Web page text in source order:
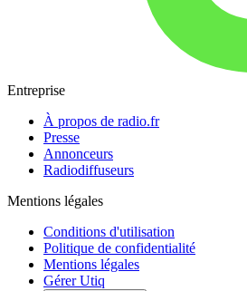
Entreprise
À propos de radio.fr
Presse
Annonceurs
Radiodiffuseurs
Mentions légales
Conditions d'utilisation
Politique de confidentialité
Mentions légales
Gérer Utiq